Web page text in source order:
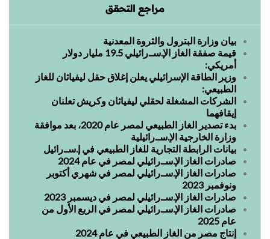
مراجع التحقق
بيان وزارة البترول والثروة المعدنية
قيمة صفقة الغاز الإ.سـ.رائيلي 19.5 مليار دولار
أمريكي:
وزير الطاقة الإسرائيلي يعلن إغلاق حقل ليفياثان للغاز
الطبيعي:
الشركات المشغلة لحقلي ليفياثان وكريش تعلنان
إيقافهما
بدء تصدير الغاز الطبيعي لمصر عام 2020، بعد موافقة
وزارة الخارجية الإ.سـ.رائيلية
بيانات الرابطة التجارية للغاز الطبيعي في إ.سـ.رائيل
صادرات الغاز الإ.سـ.رائيلي لمصر في عام 2024
صادرات الغاز الإ.سـ.رائيلي لمصر في شهري أكتوبر
ونوفمبر 2023
صادرات الغاز الإ.سـ.رائيلي لمصر في ديسمبر 2023
صادرات الغاز الإ.سـ.رائيلي لمصر في الربع الأول من
عام 2025
إنتاج مصر من الغاز الطبيعي في عام 2024